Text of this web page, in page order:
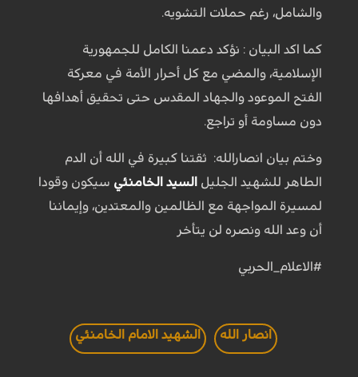
والشامل، رغم حملات التشويه.
كما اكد البيان : نؤكد دعمنا الكامل للجمهورية
الإسلامية، والمضي مع كل أحرار الأمة في معركة
الفتح الموعود والجهاد المقدس حتى تحقيق أهدافها
دون مساومة أو تراجع.
وختم بيان انصارالله: ثقتنا كبيرة في الله أن الدم
الطاهر للشهيد الجليل السيد الخامنئي سيكون وقودا
لمسيرة المواجهة مع الظالمين والمعتدين، وإيماننا
أن وعد الله ونصره لن يتأخر
#الاعلام_الحربي
انصار الله الشهيد الامام الخامنئي